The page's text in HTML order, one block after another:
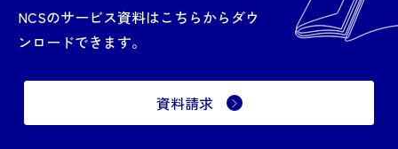
NCSのサービス資料はこちらからダウ
ンロードできます。
資料請求